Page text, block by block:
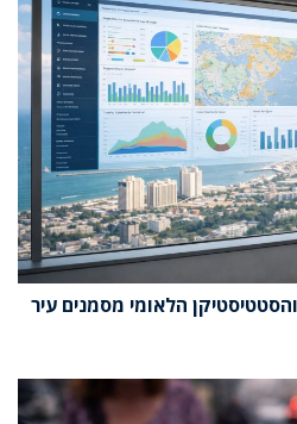
הלאומי מסמנים עיר